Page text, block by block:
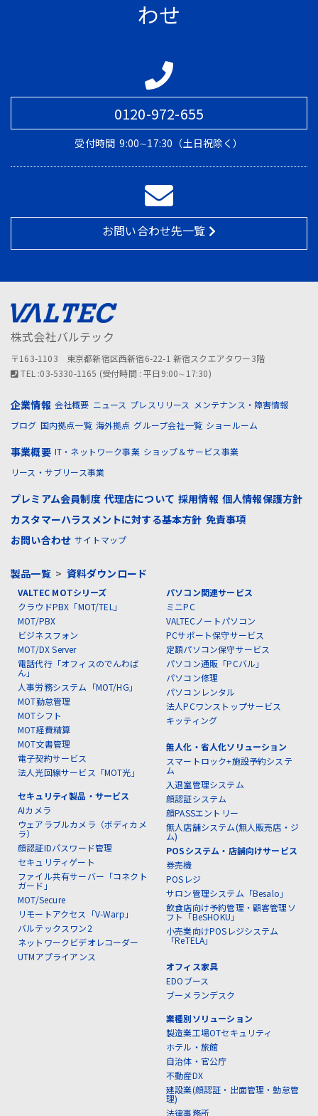
わせ
0120-972-655
受付時間 9:00∼17:30（土日祝除く）
お問い合わせ先一覧
株式会社バルテック
〒163-1103 東京都新宿区西新宿6-22-1 新宿スクエアタワー3階
TEL :03-5330-1165 (受付時間 : 平日9:00∼17:30)
企業情報 会社概要 ニュース プレスリリース
メンテナンス・障害情報
ブログ 国内拠点一覧 海外拠点 グループ会社一覧 ショールーム
事業概要 IT・ネットワーク事業 ショップ＆サービス事業
リース・サブリース事業
プレミアム会員制度 代理店について 採用情報 個人情報保護方針
カスタマーハラスメントに対する基本方針 免責事項
お問い合わせ サイトマップ
製品一覧> 資料ダウンロード
VALTEC MOTシリーズ
クラウドPBX「MOT/TEL」
MOT/PBX
ビジネスフォン
MOT/DX Server
電話代行「オフィスのでんわば
ん」
人事労務システム「MOT/HG」
MOT勤怠管理
MOTシフト
MOT経費精算
MOT文書管理
電子契約サービス
法人光回線サービス「MOT光」
セキュリティ製品・サービス
AIカメラ
ウェアラブルカメラ（ボディカメ
ラ）
顔認証IDパスワード管理
セキュリティゲート
ファイル共有サーバー「コネクト
ガード」
MOT/Secure
リモートアクセス「V-Warp」
バルテックスワン2
ネットワークビデオレコーダー
UTMアプライアンス
パソコン関連サービス
ミニPC
VALTECノートパソコン
PCサポート保守サービス
定額パソコン保守サービス
パソコン通販「PCバル」
パソコン修理
パソコンレンタル
法人PCワンストップサービス
キッティング
無人化・省人化ソリューション
スマートロック+施設予約システ
ム
入退室管理システム
顔認証システム
顔PASSエントリー
無人店舗システム(無人販売店・ジ
ム)
POSシステム・店舗向けサービス
券売機
POSレジ
サロン管理システム「Besalo」
飲食店向け予約管理・顧客管理ソ
フト「BeSHOKU」
小売業向けPOSレジシステム
「ReTELA」
オフィス家具
EDOブース
ブーメランデスク
業種別ソリューション
製造業工場OTセキュリティ
ホテル・旅館
自治体・官公庁
不動産DX
建設業(顔認証・出面管理・勤怠管
理)
法律事務所